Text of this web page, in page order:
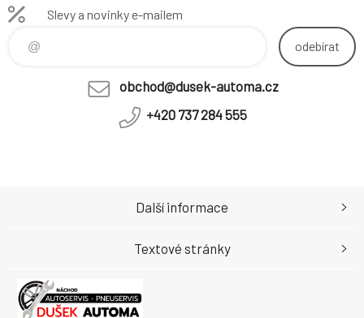
Slevy a novinky e-mailem
odebírat
obchod@dusek-automa.cz
+420 737 284 555
Další informace
Textové stránky